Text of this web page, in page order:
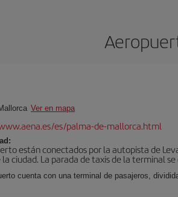
Ver en mapa
es/palma-de-mallorca.html
están conectados por la autopista de
ciudad. La parada de taxis de la terminal
cuenta con una terminal de pasajeros,